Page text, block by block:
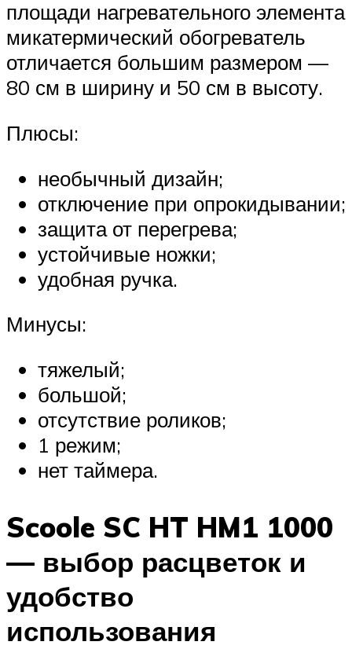
площади нагревательного элемента
микатермический обогреватель
отличается большим размером —
80 см в ширину и 50 см в высоту.
Плюсы:
необычный дизайн;
отключение при опрокидывании;
защита от перегрева;
устойчивые ножки;
удобная ручка.
Минусы:
тяжелый;
большой;
отсутствие роликов;
1 режим;
нет таймера.
Scoole SC HT HM1 1000
— выбор расцветок и
удобство
использования